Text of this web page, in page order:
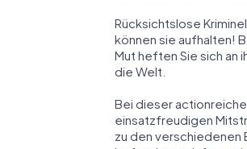
Rücksichtslose
können sie aufhalten!
Mut heften Sie sich an
die Welt.
Bei dieser
einsatzfreudigen
zu den verschiedenen